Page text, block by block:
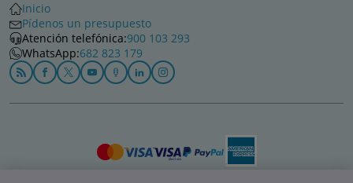
Inicio
Pídenos un presupuesto
Atención telefónica:900 103 293
WhatsApp:682 823 179